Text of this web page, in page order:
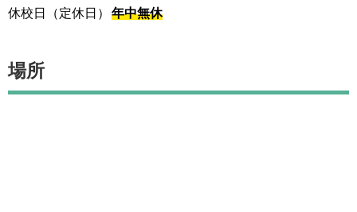
休校日（定休日） 年中無休
場所